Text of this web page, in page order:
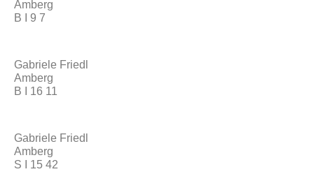
Amberg
B I 9 7
Gabriele Friedl
Amberg
B I 16 11
Gabriele Friedl
Amberg
S I 15 42